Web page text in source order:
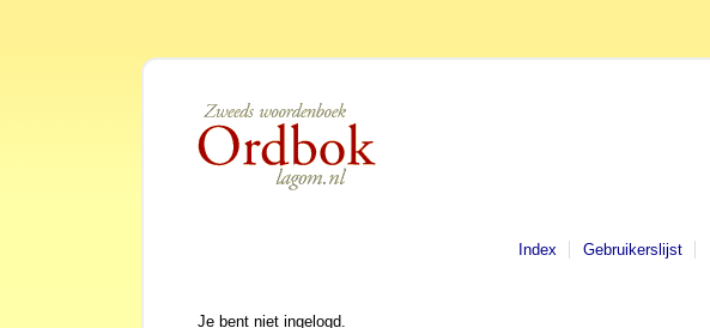
Index Gebruikerslijst
Je bent niet ingelogd.